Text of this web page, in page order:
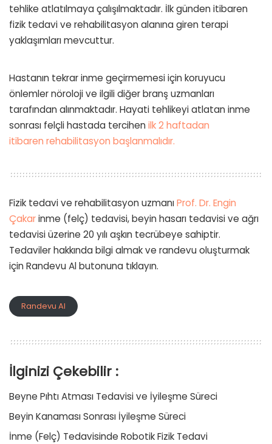
tehlike atlatılmaya çalışılmaktadır. İlk günden itibaren
fizik tedavi ve rehabilitasyon alanına giren terapi
yaklaşımları mevcuttur.
Hastanın tekrar inme geçirmemesi için koruyucu
önlemler nöroloji ve ilgili diğer branş uzmanları
tarafından alınmaktadır. Hayati tehlikeyi atlatan inme
sonrası felçli hastada tercihen ilk 2 haftadan
itibaren rehabilitasyon başlanmalıdır.
Fizik tedavi ve rehabilitasyon uzmanıProf. Dr. Engin
Çakarinme (felç) tedavisi, beyin hasarı tedavisi ve ağrı
tedavisi üzerine 20 yılı aşkın tecrübeye sahiptir.
Tedaviler hakkında bilgi almak ve randevu oluşturmak
için Randevu Al butonuna tıklayın.
Randevu Al
İlginizi Çekebilir :
Beyne Pıhtı Atması Tedavisi ve İyileşme Süreci
Beyin Kanaması Sonrası İyileşme Süreci
İnme (Felç) Tedavisinde Robotik Fizik Tedavi